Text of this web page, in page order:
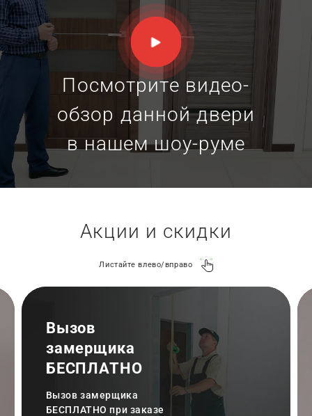
Посмотрите видео-
обзор данной двери
в нашем шоу-руме
Акции и скидки
Листайте влево/вправо
Вызов
замерщика
БЕСПЛАТНО
Вызов замерщика
БЕСПЛАТНО при заказе